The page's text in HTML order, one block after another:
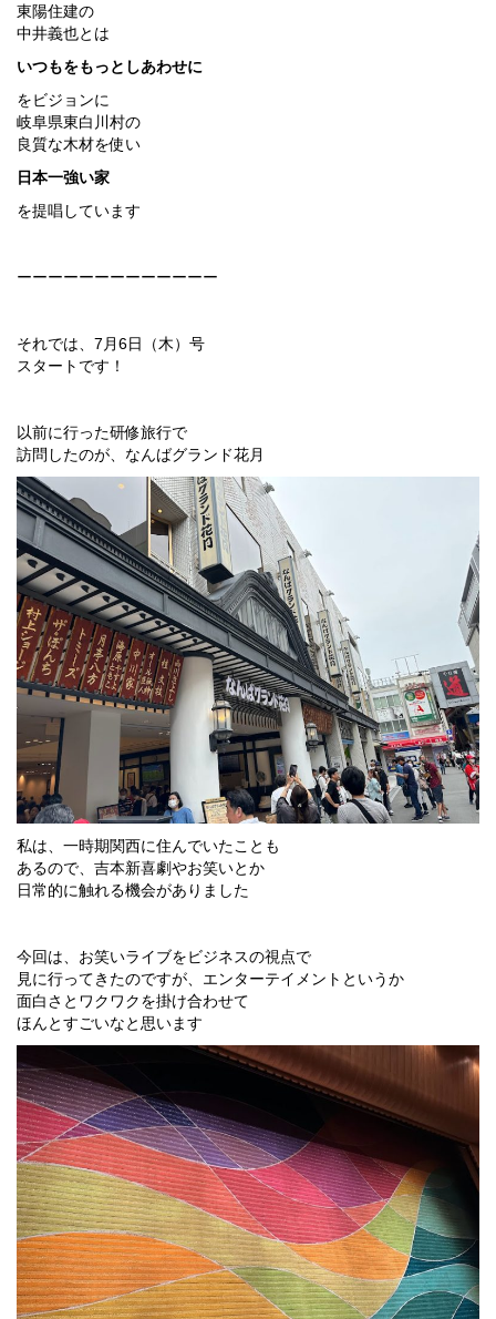
東陽住建の
中井義也とは
いつもをもっとしあわせに
をビジョンに
岐阜県東白川村の
良質な木材を使い
日本一強い家
を提唱しています
ーーーーーーーーーーーーー
それでは、7月6日（木）号
スタートです！
以前に行った研修旅行で
訪問したのが、なんばグランド花月
私は、一時期関西に住んでいたことも
あるので、吉本新喜劇やお笑いとか
日常的に触れる機会がありました
今回は、お笑いライブをビジネスの視点で
見に行ってきたのですが、エンターテイメントというか
面白さとワクワクを掛け合わせて
ほんとすごいなと思います